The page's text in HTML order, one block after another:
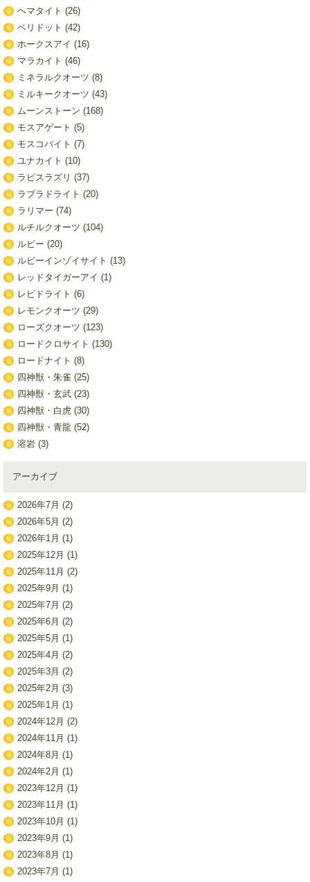
ヘマタイト (26)
ペリドット (42)
ホークスアイ (16)
マラカイト (46)
ミネラルクオーツ (8)
ミルキークオーツ (43)
ムーンストーン (168)
モスアゲート (5)
モスコバイト (7)
ユナカイト (10)
ラピスラズリ (37)
ラブラドライト (20)
ラリマー (74)
ルチルクオーツ (104)
ルビー (20)
ルビーインゾイサイト (13)
レッドタイガーアイ (1)
レピドライト (6)
レモンクオーツ (29)
ローズクオーツ (123)
ロードクロサイト (130)
ロードナイト (8)
四神獣・朱雀 (25)
四神獣・玄武(23)
四神獣・白虎(30)
四神獣・青龍 (52)
溶岩(3)
アーカイブ
2026年7月 (2)
2026年5月 (2)
2026年1月 (1)
2025年12月 (1)
2025年11月 (2)
2025年9月 (1)
2025年7月 (2)
2025年6月 (2)
2025年5月 (1)
2025年4月 (2)
2025年3月 (2)
2025年2月 (3)
2025年1月 (1)
2024年12月 (2)
2024年11月 (1)
2024年8月 (1)
2024年2月 (1)
2023年12月 (1)
2023年11月 (1)
2023年10月 (1)
2023年9月 (1)
2023年8月 (1)
2023年7月 (1)